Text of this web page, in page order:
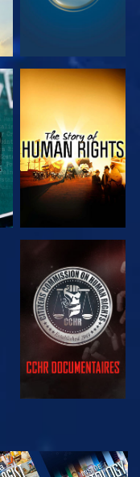
KIJK
KIJK
VERKEN DE
SERIE